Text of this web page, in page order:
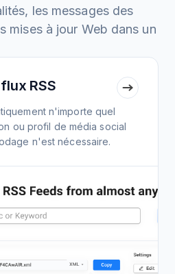
les messages des
mises à jour Web dans un
RSS
n'importe quel
ou profil de média social
n'est nécessaire.